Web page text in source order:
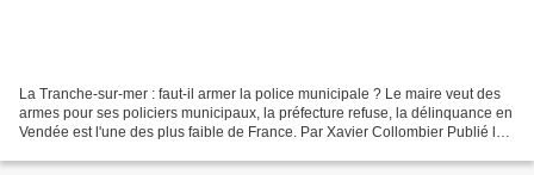
La Tranche-sur-mer : faut-il armer la police municipale ? Le maire veut des
armes pour ses policiers municipaux, la préfecture refuse, la délinquance en
Vendée est l'une des plus faible de France. Par Xavier Collombier Publié le